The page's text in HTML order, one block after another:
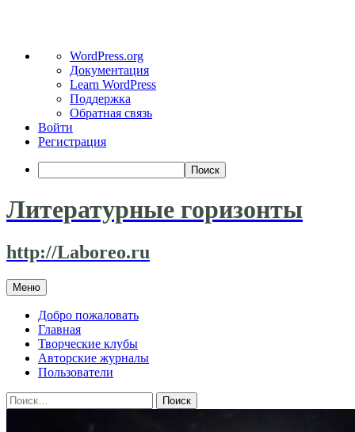
WordPress
WordPress.org
Документация
Learn WordPress
Поддержка
Обратная связь
Войти
Регистрация
Поиск
Литературные горизонты
http://Laboreo.ru
Меню Перейти
к
содержимому
Добро пожаловать
Главная
Творческие клубы
Авторские журналы
Пользователи
Найти: